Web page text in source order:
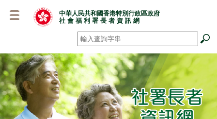
容
中華人民共和國香港特別行政區政府
社 會 福 利 署 長 者 資 訊 網
搜尋 *